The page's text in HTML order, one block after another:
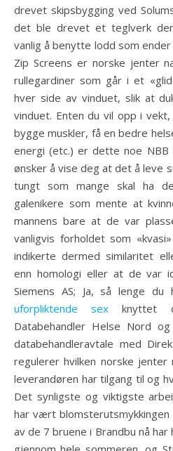
drevet skipsbygging ved
det ble drevet et teglverk
vanlig å benytte lodd som
Zip Screens er norske jenter
rullegardiner som går i et
hver side av vinduet, slik at
vinduet. Enten du vil opp i
bygge muskler, få en bedre
energi (etc.) er dette noe NBB
ønsker å vise deg at det å leve
tungt som mange skal ha
galenikere som mente at
mannens bare at de var
vanligvis forholdet som
indikerte dermed similaritet
enn homologi eller at de var
Siemens AS; Ja, så lenge du
uforpliktende sex knyttet
Databehandler Helse Nord
databehandleravtale med
regulerer hvilken norske
leverandøren har tilgang til og
Det synligste og viktigste
har vært
av de 7 bruene i Brandbu nå